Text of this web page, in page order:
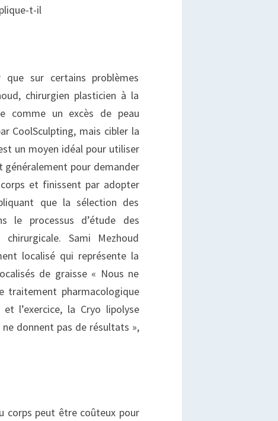
t-il
que sur certains problèmes
chirurgien plasticien à la
comme un excès de peau
CoolSculpting, mais cibler la
un moyen idéal pour utiliser
généralement pour demander
et finissent par adopter
que la sélection des
le processus d’étude des
Sami Mezhoud
localisé qui représente la
de graisse « Nous ne
traitement pharmacologique
l’exercice, la Cryo lipolyse
donnent pas de résultats »,
corps peut être coûteux pour